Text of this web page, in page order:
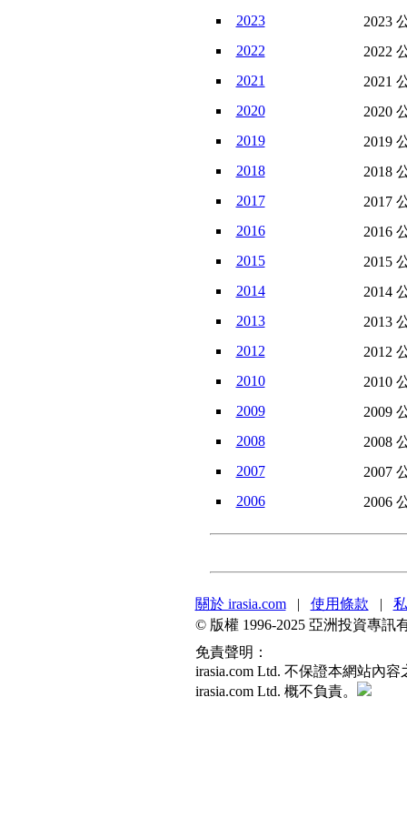
2023
2023
2022
2022
2021
2021
2020
2020
2019
2019
2018
2018
2017
2017
2016
2016
2015
2015
2014
2014
2013
2013
2012
2012
2010
2010
2009
2009
2008
2008
2007
2007
2006
2006
關於 irasia.com| 使用條款 |
© 版權 1996-2025 亞洲投資專訊
免責聲明：
irasia.com Ltd. 不保證本網站內
irasia.com Ltd. 概不負責。